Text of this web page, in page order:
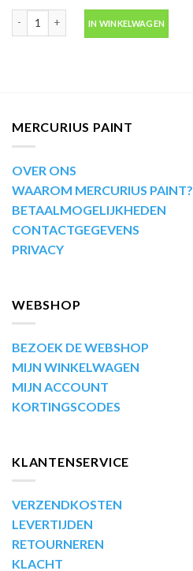
IN WINKELWAGEN
MERCURIUS PAINT
OVER ONS
WAAROM MERCURIUS PAINT?
BETAALMOGELIJKHEDEN
CONTACTGEGEVENS
PRIVACY
WEBSHOP
BEZOEK DE WEBSHOP
MIJN WINKELWAGEN
MIJN ACCOUNT
KORTINGSCODES
KLANTENSERVICE
VERZENDKOSTEN
LEVERTIJDEN
RETOURNEREN
KLACHT